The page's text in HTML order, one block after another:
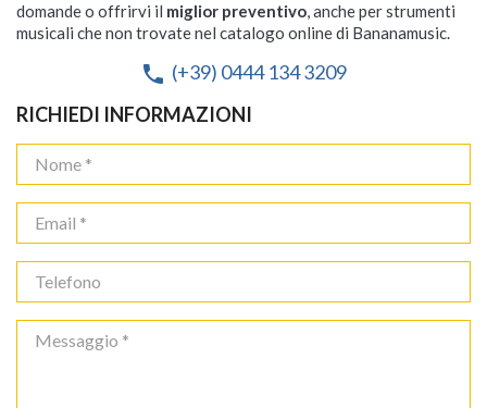
domande o offrirvi il miglior preventivo, anche per strumenti
musicali che non trovate nel catalogo online di Bananamusic.
phone (+39) 0444 134 3209
RICHIEDI INFORMAZIONI